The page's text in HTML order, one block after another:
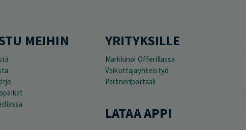
MEIHIN YRITYKSILLE
Markkinoi Offerillassa
Vaikuttajayhteistyö
Partneriportaali
LATAA APPI